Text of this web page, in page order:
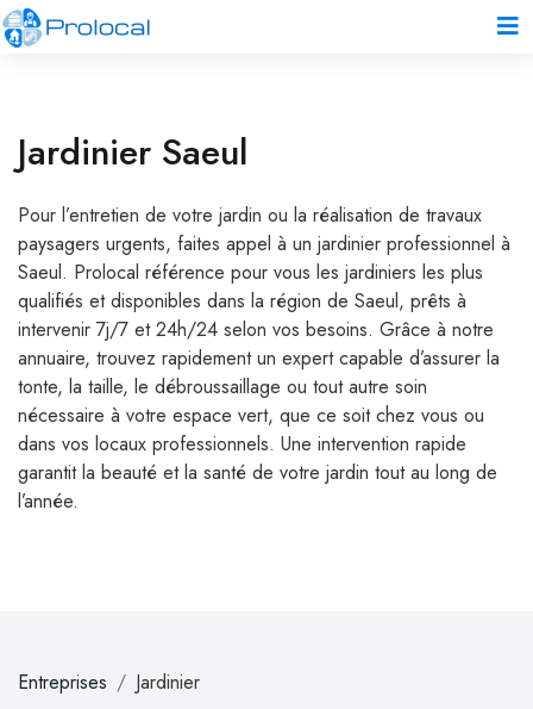
Jardinier Saeul
Pour l’entretien de votre jardin ou la réalisation de travaux
paysagers urgents, faites appel à un jardinier professionnel à
Saeul. Prolocal référence pour vous les jardiniers les plus
qualifiés et disponibles dans la région de Saeul, prêts à
intervenir 7j/7 et 24h/24 selon vos besoins. Grâce à notre
annuaire, trouvez rapidement un expert capable d’assurer la
tonte, la taille, le débroussaillage ou tout autre soin
nécessaire à votre espace vert, que ce soit chez vous ou
dans vos locaux professionnels. Une intervention rapide
garantit la beauté et la santé de votre jardin tout au long de
l’année.
Entreprises Jardinier